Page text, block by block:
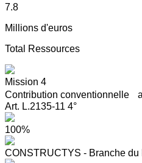
7.8
Millions d'euros
Total Ressources
Mission 4
Contribution conventionnelle
Art. L.2135-11 4°
100%
CONSTRUCTYS - Branche du